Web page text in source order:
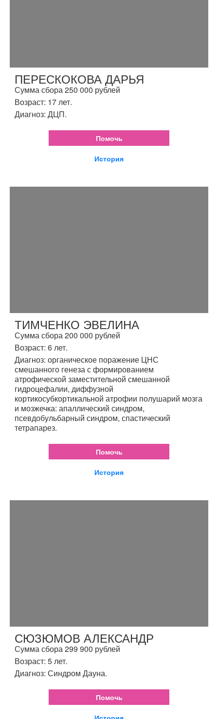
ПЕРЕСКОКОВА ДАРЬЯ
Сумма сбора 250 000 рублей
Возраст: 17 лет.
Диагноз: ДЦП.
Помочь
История
ТИМЧЕНКО ЭВЕЛИНА
Сумма сбора 200 000 рублей
Возраст: 6 лет.
Диагноз: органическое поражение ЦНС
смешанного генеза с формированием
атрофической заместительной смешанной
гидроцефалии, диффузной
кортикосубкортикальной атрофии полушарий мозга
и мозжечка: апаллический синдром,
псевдобульбарный синдром, спастический
тетрапарез.
Помочь
История
СЮЗЮМОВ АЛЕКСАНДР
Сумма сбора 299 900 рублей
Возраст: 5 лет.
Диагноз: Синдром Дауна.
Помочь